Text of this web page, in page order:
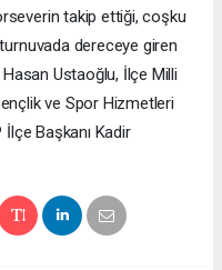
takip ettiği, coşku
dereceye giren
Hasan Ustaoğlu, İlçe Milli
ve Spor Hizmetleri
Başkanı Kadir